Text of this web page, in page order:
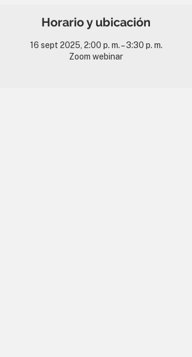
Horario y ubicación
16 sept 2025, 2:00 p. m. – 3:30 p. m.
Zoom webinar